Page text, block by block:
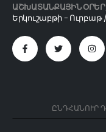
ԱՇԽԱՏԱՆՔԱՅԻՆ
Երկուշաբթի - Ուրբաթ /
ԸՆԴՀԱՆՈՒՐ